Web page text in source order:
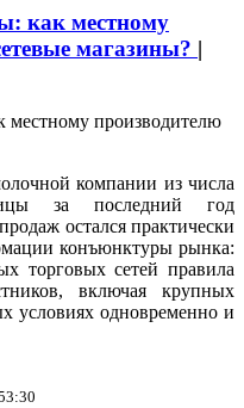
как местному
магазины? |
компании из числа
за последний год
остался практически
конъюнктуры рынка:
торговых сетей правила
включая крупных
условиях одновременно и